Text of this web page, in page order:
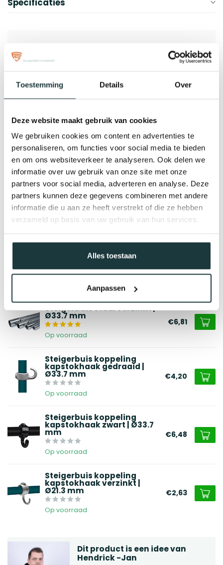
Toestemming Details Over
Deze website maakt gebruik van cookies
We gebruiken cookies om content en advertenties te
personaliseren, om functies voor social media te bieden
en om ons websiteverkeer te analyseren. Ook delen we
informatie over uw gebruik van onze site met onze
partners voor social media, adverteren en analyse. Deze
partners kunnen deze gegevens combineren met andere
informatie die u aan ze heeft verstrekt of die ze hebben
verzameld op basis van uw gebruik van hun services.
Alles toestaan
Aanpassen
Gerelateerde producten
Steigerbuis staal verzinkt |
Ø33.7 mm
Op voorraad
€6,81
Steigerbuis koppeling
kapstokhaak gedraaid |
Ø33.7 mm
Op voorraad
€4,20
Steigerbuis koppeling
kapstokhaak zwart | Ø33.7
mm
Op voorraad
€6,48
Steigerbuis koppeling
kapstokhaak verzinkt |
Ø21.3 mm
Op voorraad
€2,63
Dit product is een idee van
Hendrick -Jan